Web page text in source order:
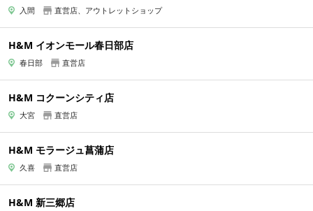
入間 直営店、アウトレットショップ
H&M イオンモール春日部店
春日部 直営店
H&M コクーンシティ店
大宮 直営店
H&M モラージュ菖蒲店
久喜 直営店
H&M 新三郷店